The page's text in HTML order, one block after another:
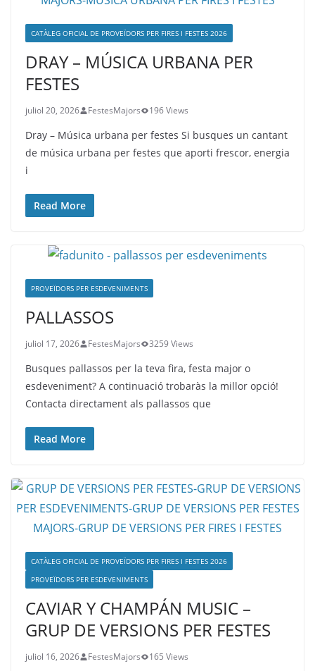
CATÀLEG OFICIAL DE PROVEÏDORS PER FIRES I FESTES 2026
DRAY – MÚSICA URBANA PER
FESTES
juliol 20, 2026 FestesMajors 196 Views
Dray – Música urbana per festes Si busques un cantant
de música urbana per festes que aporti frescor, energia
i
Read More
PROVEÏDORS PER ESDEVENIMENTS
PALLASSOS
juliol 17, 2026 FestesMajors 3259 Views
Busques pallassos per la teva fira, festa major o
esdeveniment? A continuació trobaràs la millor opció!
Contacta directament als pallassos que
Read More
CATÀLEG OFICIAL DE PROVEÏDORS PER FIRES I FESTES 2026
PROVEÏDORS PER ESDEVENIMENTS
CAVIAR Y CHAMPÁN MUSIC –
GRUP DE VERSIONS PER FESTES
juliol 16, 2026 FestesMajors 165 Views